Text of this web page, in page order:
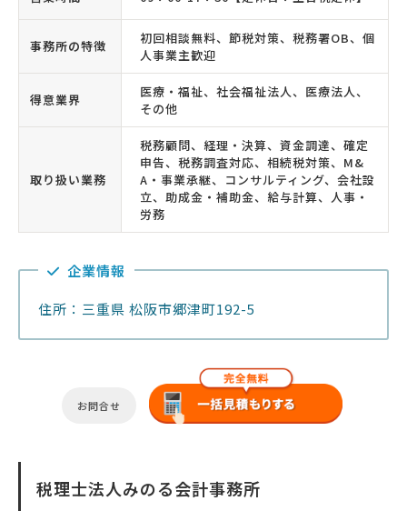
事務所の特徴
初回相談無料、節税対策、税務署OB、個
人事業主歓迎
得意業界
医療・福祉、社会福祉法人、医療法人、
その他
取り扱い業務
税務顧問、経理・決算、資金調達、確定
申告、税務調査対応、相続税対策、M&
A・事業承継、コンサルティング、会社設
立、助成金・補助金、給与計算、人事・
労務
企業情報
住所：三重県 松阪市郷津町192-5
お問合せ
税理士法人みのる会計事務所